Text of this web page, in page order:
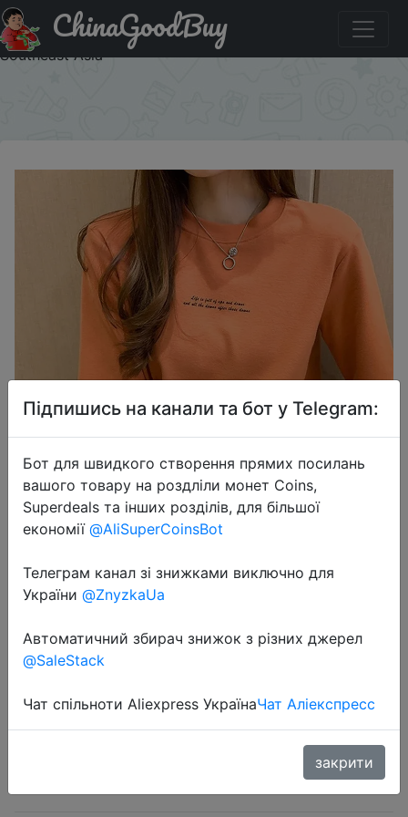
Знижка на Loose Summer Women T-shirt Wide Letter
Round Neck Half Sleeve Top Trendy Base Shirt East
Southeast Asia
ChinaGoodBuy
2023-12-13
Loose Summer Women T-shirt Wide
Letter Round Neck Half Sleeve Top
Trendy Base Shirt East Southeast
Asia
$2.19
Підпишись на канали та бот у Telegram:
Бот для швидкого створення прямих посилань
вашого товару на роздліли монет Coins,
Superdeals та інших розділів, для більшої
економії @AliSuperCoinsBot
Телеграм канал зі знижками виключно для
України @ZnyzkaUa
Автоматичний збирач знижок з різних джерел
@SaleStack
Чат спільноти Aliexpress УкраїнаЧат Аліекспресс
закрити